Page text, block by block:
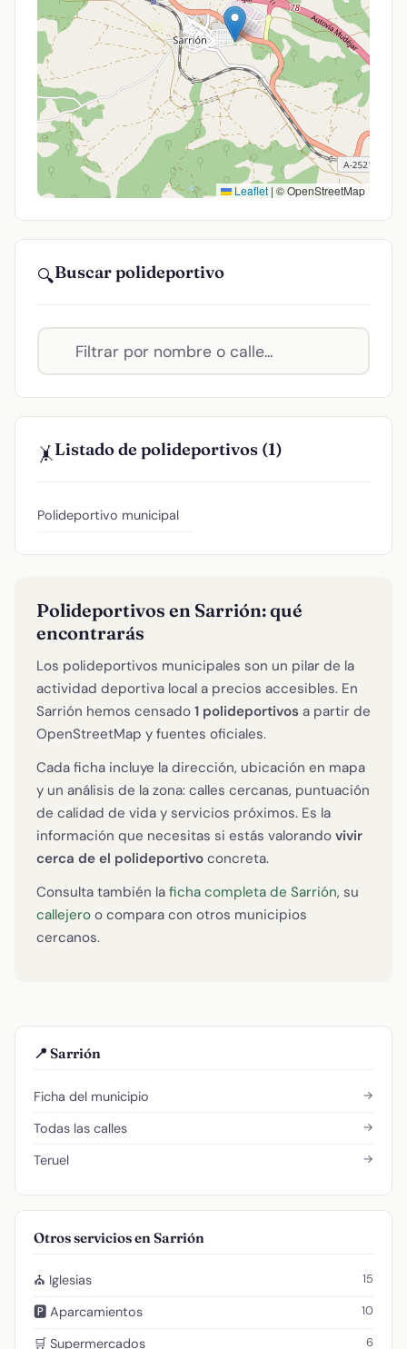
Leaflet | © OpenStreetMap
🔍Buscar polideportivo
🤸Listado de polideportivos (1)
Polideportivo municipal
Polideportivos en Sarrión: qué
encontrarás
Los polideportivos municipales son un pilar de la
actividad deportiva local a precios accesibles. En
Sarrión hemos censado 1 polideportivos a partir de
OpenStreetMap y fuentes oficiales.
Cada ficha incluye la dirección, ubicación en mapa
y un análisis de la zona: calles cercanas, puntuación
de calidad de vida y servicios próximos. Es la
información que necesitas si estás valorando vivir
cerca de el polideportivo concreta.
Consulta también la ficha completa de Sarrión, su
callejero o compara con otros municipios
cercanos.
📍 Sarrión
Ficha del municipio →
Todas las calles →
Teruel →
Otros servicios en Sarrión
⛪ Iglesias 15
🅿️ Aparcamientos 10
🛒 Supermercados 6